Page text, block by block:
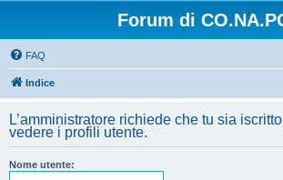
Forum di
FAQ
Indice
L’amministratore richiede che tu sia
vedere i profili utente.
Nome utente: